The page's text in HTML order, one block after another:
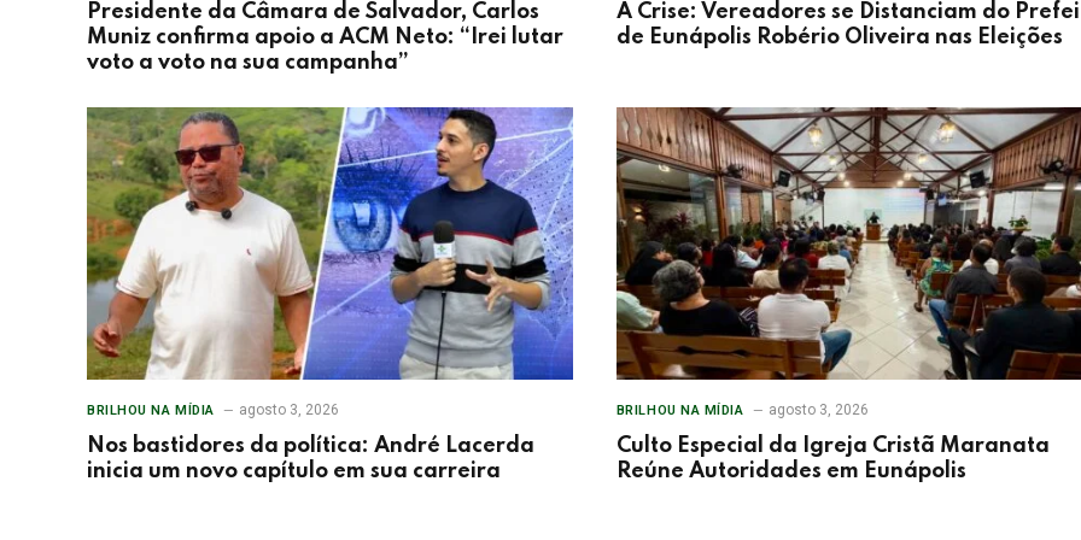
Presidente da Câmara de Salvador, Carlos
Muniz confirma apoio a ACM Neto: “Irei lutar
voto a voto na sua campanha”
A Crise: Vereadores se Distanciam do
de Eunápolis Robério Oliveira nas Eleições
BRILHOU NA MÍDIA agosto 3, 2026
Nos bastidores da política: André Lacerda
inicia um novo capítulo em sua carreira
BRILHOU NA MÍDIA agosto 3, 2026
Culto Especial da Igreja Cristã Maranata
Reúne Autoridades em Eunápolis